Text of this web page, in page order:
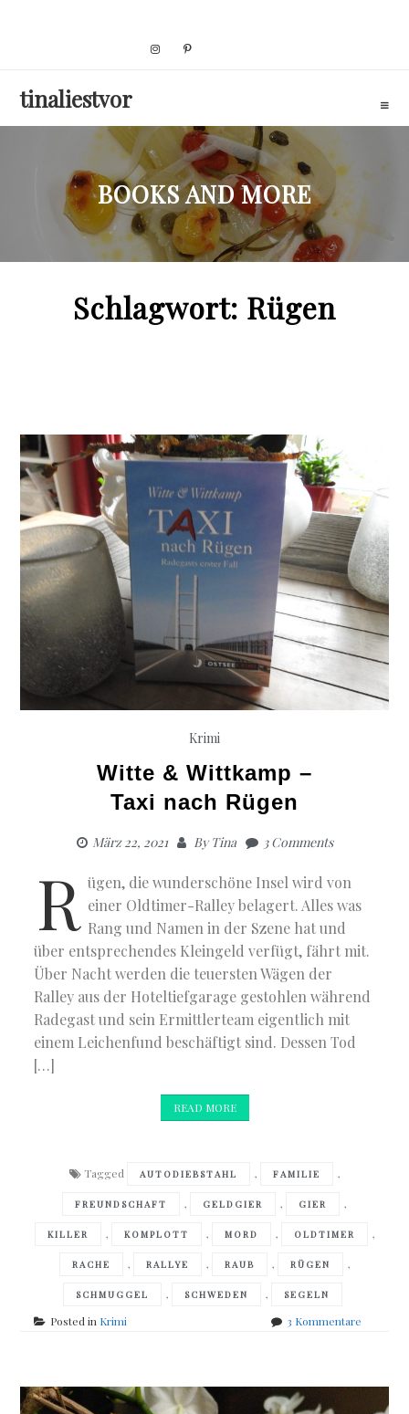
tinaliestvor
BOOKS AND MORE
Schlagwort: Rügen
Krimi
Witte & Wittkamp –
Taxi nach Rügen
März 22, 2021 ByTina 3 Comments
R ügen, die wunderschöne Insel wird von
einer Oldtimer-Ralley belagert. Alles was
Rang und Namen in der Szene hat und
über entsprechendes Kleingeld verfügt, fährt mit.
Über Nacht werden die teuersten Wägen der
Ralley aus der Hoteltiefgarage gestohlen während
Radegast und sein Ermittlerteam eigentlich mit
einem Leichenfund beschäftigt sind. Dessen Tod
[…]
READ MORE
Tagged AUTODIEBSTAHL , FAMILIE ,
FREUNDSCHAFT , GELDGIER , GIER ,
KILLER , KOMPLOTT , MORD , OLDTIMER ,
RACHE , RALLYE , RAUB , RÜGEN ,
SCHMUGGEL , SCHWEDEN , SEGELN
Posted in Krimi 3 Kommentarezu
–